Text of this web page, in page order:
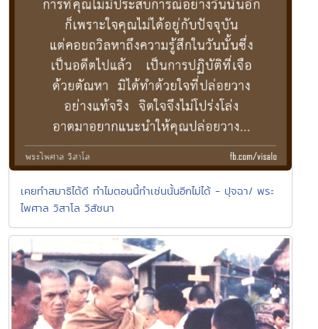
เคยทำสมาธิได้ดี ทำไมตอนนี้ทำเช่นนั้นอีกไม่ได้ - ปุจฉา/ พระ
ไพศาล วิสาโล วิสัชนา